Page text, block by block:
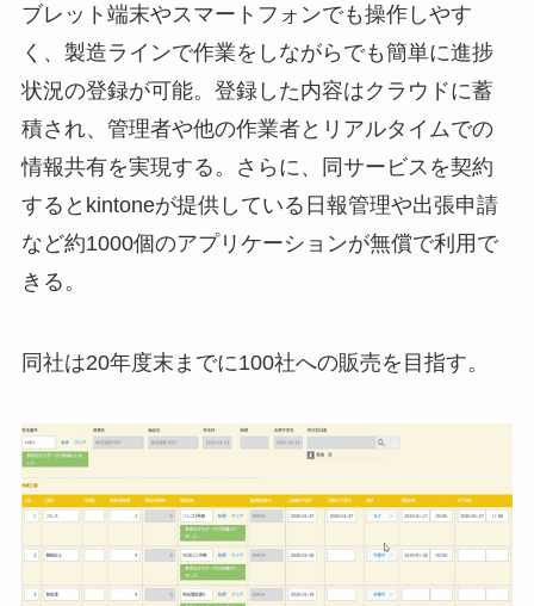
ブレット端末やスマートフォンでも操作しやす
く、製造ラインで作業をしながらでも簡単に進捗
状況の登録が可能。登録した内容はクラウドに蓄
積され、管理者や他の作業者とリアルタイムでの
情報共有を実現する。さらに、同サービスを契約
するとkintoneが提供している日報管理や出張申請
など約1000個のアプリケーションが無償で利用で
きる。
同社は20年度末までに100社への販売を目指す。